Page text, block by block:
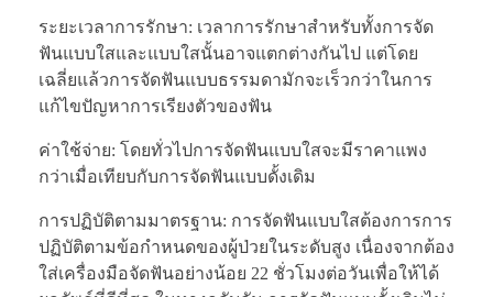
ระยะเวลาการรักษา: เวลาการรักษาสำหรับทั้งการจัด
ฟันแบบใสและแบบใสนั้นอาจแตกต่างกันไป แต่โดย
เฉลี่ยแล้วการจัดฟันแบบธรรมดามักจะเร็วกว่าในการ
แก้ไขปัญหาการเรียงตัวของฟัน
ค่าใช้จ่าย: โดยทั่วไปการจัดฟันแบบใสจะมีราคาแพง
กว่าเมื่อเทียบกับการจัดฟันแบบดั้งเดิม
การปฏิบัติตามมาตรฐาน: การจัดฟันแบบใสต้องการการ
ปฏิบัติตามข้อกำหนดของผู้ป่วยในระดับสูง เนื่องจากต้อง
ใส่เครื่องมือจัดฟันอย่างน้อย 22 ชั่วโมงต่อวันเพื่อให้ได้